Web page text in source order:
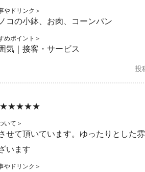
やドリンク＞
コの小鉢、お肉、コーンパン
めポイント＞
気｜接客・サービス
投
いて＞
せて頂いています。ゆったりとした
います
やドリンク＞